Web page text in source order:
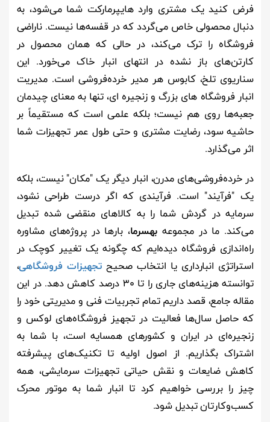
فرض کنید یک مشتری وارد هایپرمارکت شما می‌شود، به
دنبال محصولی خاص می‌گردد که در قفسه‌ها نیست. ناراضی
فروشگاه را ترک می‌کند، در حالی که همان محصول در
کارتن‌های باز نشده در انتهای انبار خاک می‌خورد. این
سناریوی تلخ، کابوس هر مدیر خرده‌فروشی است. مدیریت
انبار فروشگاه های بزرگ و زنجیره ای، تنها به معنای چیدمان
جعبه‌ها روی هم نیست؛ بلکه علمی است که مستقیماً بر
حاشیه سود، رضایت مشتری و حتی طول عمر تجهیزات شما
اثر می‌گذارد.
در خرده‌فروشی‌های مدرن، انبار دیگر یک "مکان" نیست، بلکه
یک "فرآیند" است. فرآیندی که اگر درست طراحی نشود،
سرمایه در گردش شما را به کالاهای منقضی شده تبدیل
می‌کند. ما در مجموعهبهسرما، بارها در پروژه‌های مشاوره
راه‌اندازی فروشگاه دیده‌ایم که چگونه یک تغییر کوچک در
استراتژی انبارداری یا انتخاب صحیح تجهیزات فروشگاهی،
توانسته هزینه‌های جاری را تا ۳۰ درصد کاهش دهد. در این
مقاله جامع، قصد داریم تمام تجربیات فنی و مدیریتی خود را
که حاصل سال‌ها فعالیت در تجهیز فروشگاه‌های لوکس و
زنجیره‌ای در ایران و کشورهای همسایه است، با شما به
اشتراک بگذاریم. از اصول اولیه تا تکنیک‌های پیشرفته
کاهش ضایعات و نقش حیاتی تجهیزات سرمایشی، همه
چیز را بررسی خواهیم کرد تا انبار شما به موتور محرک
کسب‌وکارتان تبدیل شود.